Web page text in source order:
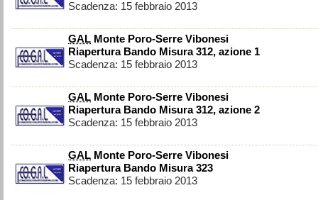
Scadenza: 15 febbraio 2013
GAL Monte Poro-Serre Vibonesi
Riapertura Bando Misura 312, azione 1
Scadenza: 15 febbraio 2013
GAL Monte Poro-Serre Vibonesi
Riapertura Bando Misura 312, azione 2
Scadenza: 15 febbraio 2013
GAL Monte Poro-Serre Vibonesi
Riapertura Bando Misura 323
Scadenza: 15 febbraio 2013